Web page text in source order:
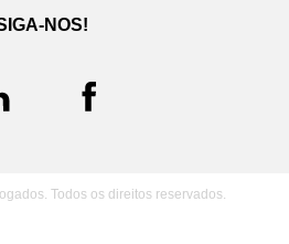
NOS!
Todos os direitos reservados.